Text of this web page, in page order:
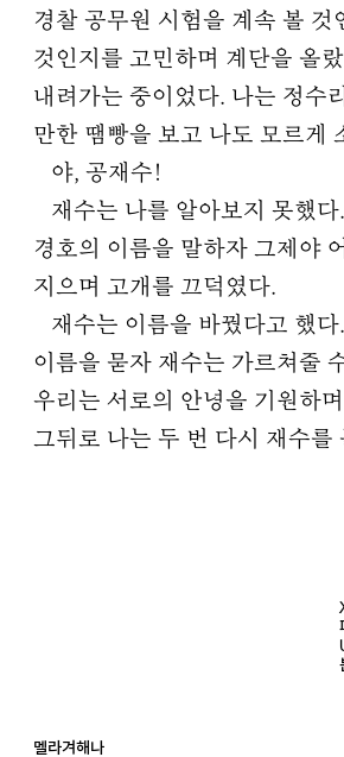
경찰 공무원 시험을 계속 볼 것
것인지를 고민하며 계단을 올
내려가는 중이었다. 나는 정수
만한 땜빵을 보고 나도 모르게
야, 공재수!
재수는 나를 알아보지 못했
경호의 이름을 말하자 그제야
지으며 고개를 끄덕였다.
재수는 이름을 바꿨다고 했다
이름을 묻자 재수는 가르쳐줄
우리는 서로의 안녕을 기원하
그뒤로 나는 두 번 다시 재수를
멜라겨해나